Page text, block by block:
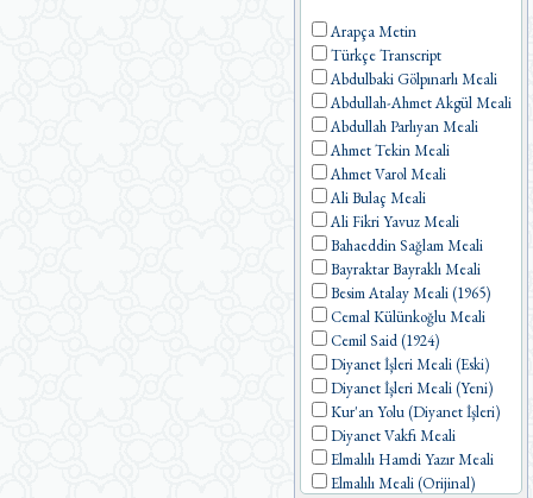
Arapça Metin
Türkçe Transcript
Abdulbaki Gölpınarlı Meali
Abdullah-Ahmet Akgül Meali
Abdullah Parlıyan Meali
Ahmet Tekin Meali
Ahmet Varol Meali
Ali Bulaç Meali
Ali Fikri Yavuz Meali
Bahaeddin Sağlam Meali
Bayraktar Bayraklı Meali
Besim Atalay Meali (1965)
Cemal Külünkoğlu Meali
Cemil Said (1924)
Diyanet İşleri Meali (Eski)
Diyanet İşleri Meali (Yeni)
Kur'an Yolu (Diyanet İşleri)
Diyanet Vakfı Meali
Elmalılı Hamdi Yazır Meali
Elmalılı Meali (Orijinal)